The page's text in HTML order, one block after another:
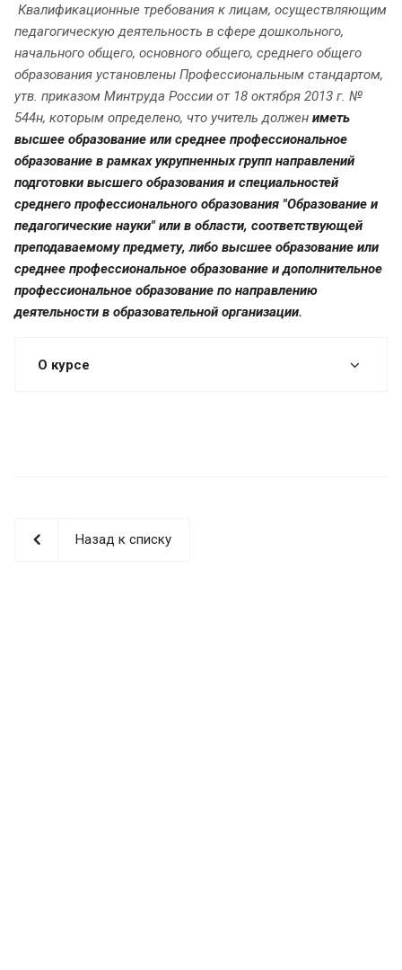
Квалификационные требования к лицам, осуществляющим
педагогическую деятельность в сфере дошкольного,
начального общего, основного общего, среднего общего
образования установлены Профессиональным стандартом,
утв. приказом Минтруда России от 18 октября 2013 г. №
544н, которым определено, что учитель должен иметь
высшее образование или среднее профессиональное
образование в рамках укрупненных групп направлений
подготовки высшего образования и специальностей
среднего профессионального образования "Образование и
педагогические науки" или в области, соответствующей
преподаваемому предмету, либо высшее образование или
среднее профессиональное образование и дополнительное
профессиональное образование по направлению
деятельности в образовательной организации.
О курсе
Назад к списку